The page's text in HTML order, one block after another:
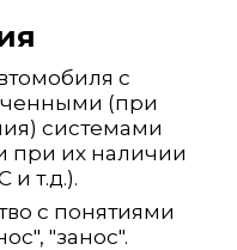
с
(при
системами
при их наличии
и т.д.).
с понятиями
"занос".